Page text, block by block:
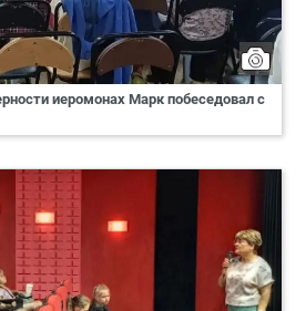
иеромонах Марк побеседовал с